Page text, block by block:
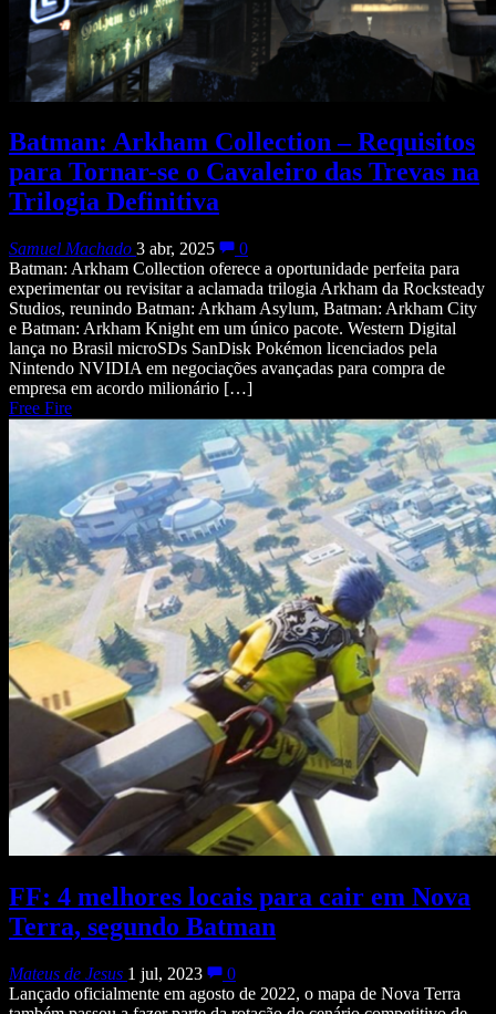
Batman: Arkham Collection – Requisitos
para Tornar-se o Cavaleiro das Trevas na
Trilogia Definitiva
Samuel Machado 3 abr, 2025
0
Batman: Arkham Collection oferece a oportunidade perfeita para
experimentar ou revisitar a aclamada trilogia Arkham da Rocksteady
Studios, reunindo Batman: Arkham Asylum, Batman: Arkham City
e Batman: Arkham Knight em um único pacote. Western Digital
lança no Brasil microSDs SanDisk Pokémon licenciados pela
Nintendo​ NVIDIA em negociações avançadas para compra de
empresa em acordo milionário […]
Free Fire
FF: 4 melhores locais para cair em Nova
Terra, segundo Batman
Mateus de Jesus 1 jul, 2023
0
Lançado oficialmente em agosto de 2022, o mapa de Nova Terra